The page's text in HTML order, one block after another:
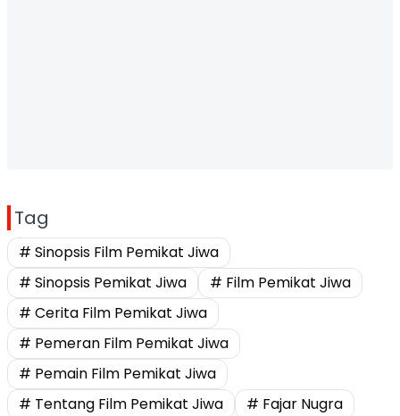
Tag
# Sinopsis Film Pemikat Jiwa
# Sinopsis Pemikat Jiwa
# Film Pemikat Jiwa
# Cerita Film Pemikat Jiwa
# Pemeran Film Pemikat Jiwa
# Pemain Film Pemikat Jiwa
# Tentang Film Pemikat Jiwa
# Fajar Nugra